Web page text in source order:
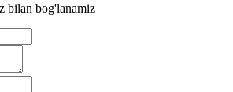
bilan bog'lanamiz